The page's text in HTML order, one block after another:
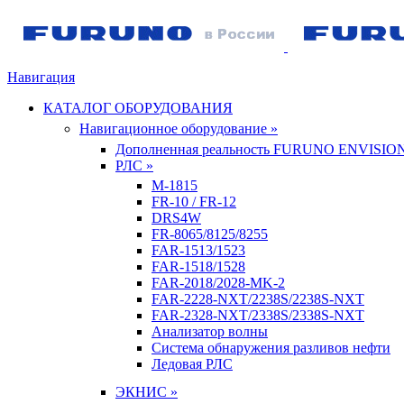
Навигация
КАТАЛОГ ОБОРУДОВАНИЯ
Навигационное оборудование »
Дополненная реальность FURUNO
РЛС »
M-1815
FR-10 / FR-12
DRS4W
FR-8065/8125/8255
FAR-1513/1523
FAR-1518/1528
FAR-2018/2028-MK-2
FAR-2228-NXT/2238S/2238S-NXT
FAR-2328-NXT/2338S/2338S-NXT
Анализатор волны
Система обнаружения разливов нефти
Ледовая РЛС
ЭКНИС »